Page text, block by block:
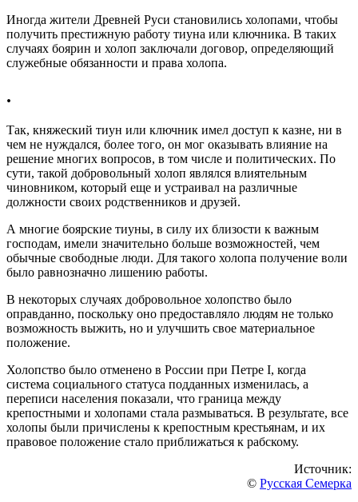
Иногда жители Древней Руси становились холопами, чтобы
получить престижную работу тиуна или ключника. В таких
случаях боярин и холоп заключали договор, определяющий
служебные обязанности и права холопа.
.
Так, княжеский тиун или ключник имел доступ к казне, ни в
чем не нуждался, более того, он мог оказывать влияние на
решение многих вопросов, в том числе и политических. По
сути, такой добровольный холоп являлся влиятельным
чиновником, который еще и устраивал на различные
должности своих родственников и друзей.
А многие боярские тиуны, в силу их близости к важным
господам, имели значительно больше возможностей, чем
обычные свободные люди. Для такого холопа получение воли
было равнозначно лишению работы.
В некоторых случаях добровольное холопство было
оправданно, поскольку оно предоставляло людям не только
возможность выжить, но и улучшить свое материальное
положение.
Холопство было отменено в России при Петре I, когда
система социального статуса подданных изменилась, а
переписи населения показали, что граница между
крепостными и холопами стала размываться. В результате, все
холопы были причислены к крепостным крестьянам, и их
правовое положение стало приближаться к рабскому.
Источник:
© Русская Семерка